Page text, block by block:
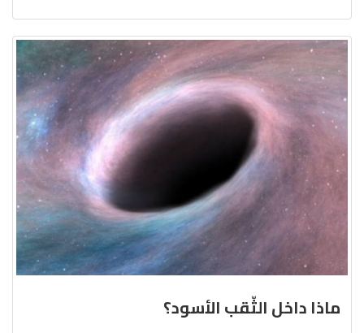
ماذا داخل الثّقب الأسود؟